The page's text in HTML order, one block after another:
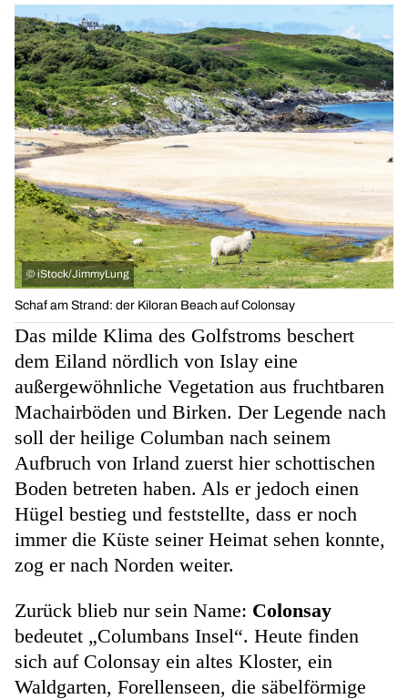
© iStock/JimmyLung
Schaf am Strand: der Kiloran Beach auf Colonsay
Das milde Klima des Golfstroms beschert
dem Eiland nördlich von Islay eine
außergewöhnliche Vegetation aus fruchtbaren
Machairböden und Birken. Der Legende nach
soll der heilige Columban nach seinem
Aufbruch von Irland zuerst hier schottischen
Boden betreten haben. Als er jedoch einen
Hügel bestieg und feststellte, dass er noch
immer die Küste seiner Heimat sehen konnte,
zog er nach Norden weiter.
Zurück blieb nur sein Name: Colonsay
bedeutet „Columbans Insel“. Heute finden
sich auf Colonsay ein altes Kloster, ein
Waldgarten, Forellenseen, die säbelförmige